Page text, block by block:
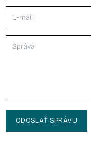
ODOSLAŤ SPRÁVU